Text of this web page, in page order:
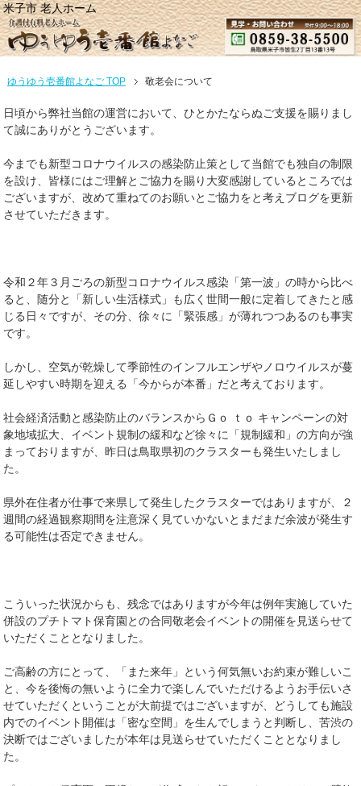
米子市 老人ホーム
ゆうゆう壱番館よなご TOP 敬老会について
日頃から弊社当館の運営において、ひとかたならぬご支援を賜りまし
て誠にありがとうございます。
今までも新型コロナウイルスの感染防止策として当館でも独自の制限
を設け、皆様にはご理解とご協力を賜り大変感謝しているところでは
ございますが、改めて重ねてのお願いとご協力をと考えブログを更新
させていただきます。
令和２年３月ごろの新型コロナウイルス感染「第一波」の時から比べ
ると、随分と「新しい生活様式」も広く世間一般に定着してきたと感
じる日々ですが、その分、徐々に「緊張感」が薄れつつあるのも事実
です。
しかし、空気が乾燥して季節性のインフルエンザやノロウイルスが蔓
延しやすい時期を迎える「今からが本番」だと考えております。
社会経済活動と感染防止のバランスからＧｏ ｔｏ キャンペーンの対
象地域拡大、イベント規制の緩和など徐々に「規制緩和」の方向が強
まっておりますが、昨日は鳥取県初のクラスターも発生いたしまし
た。
県外在住者が仕事で来県して発生したクラスターではありますが、２
週間の経過観察期間を注意深く見ていかないとまだまだ余波が発生す
る可能性は否定できません。
こういった状況からも、残念ではありますが今年は例年実施していた
併設のプチトマト保育園との合同敬老会イベントの開催を見送らせて
いただくこととなりました。
ご高齢の方にとって、「また来年」という何気無いお約束が難しいこ
と、今を後悔の無いように全力で楽しんでいただけるようお手伝いさ
せていただくということが大前提ではございますが、どうしても施設
内でのイベント開催は「密な空間」を生んでしまうと判断し、苦渋の
決断ではございましたが本年は見送らせていただくこととなりまし
た。